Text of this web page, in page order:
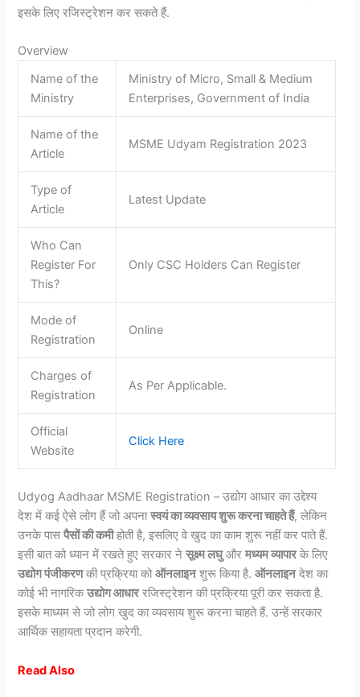
इसके लिए रजिस्ट्रेशन कर सकते हैं.
Overview
Name of the
Ministry
Ministry of Micro, Small & Medium
Enterprises, Government of India
Name of the
Article
MSME Udyam Registration 2023
Type of
Article
Latest Update
Who Can
Register For
This?
Only CSC Holders Can Register
Mode of
Registration
Online
Charges of
Registration
As Per Applicable.
Official
Website
Click Here
Udyog Aadhaar MSME Registration – उद्योग आधार का उद्देश्य
देश में कई ऐसे लोग हैं जो अपनास्वयं का व्यवसाय शुरू करना चाहते हैं, लेकिन
उनके पासपैसों की कमीहोती है, इसलिए वे खुद का काम शुरू नहीं कर पाते हैं.
इसी बात को ध्यान में रखते हुए सरकार नेसूक्ष्म लघुऔरमध्यम व्यापारके लिए
उद्योग पंजीकरणकी प्रक्रिया कोऑनलाइनशुरू किया है.ऑनलाइनदेश का
कोई भी नागरिकउद्योग आधाररजिस्ट्रेशन की प्रक्रिया पूरी कर सकता है.
इसके माध्यम से जो लोग खुद का व्यवसाय शुरू करना चाहते हैं. उन्हें सरकार
आर्थिक सहायता प्रदान करेगी.
Read Also